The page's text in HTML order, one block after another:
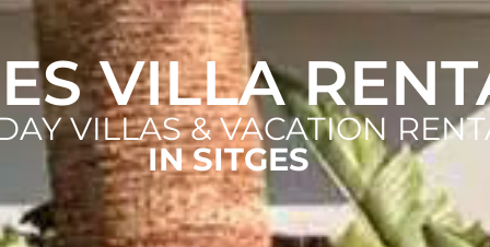
VILLA
VILLAS & VACATION
IN SITGES